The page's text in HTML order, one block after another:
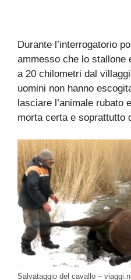
Durante l’interrogatorio
ammesso che lo stallone
a 20 chilometri dal
uomini non hanno
lasciare l’animale rubato
morta certa e soprattutto
Salvataggio del cavallo –